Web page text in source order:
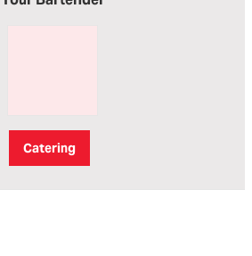
Catering